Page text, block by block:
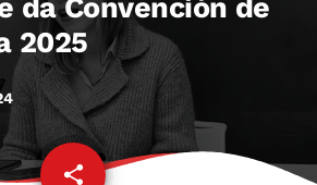
da Convención de
2025
share
email